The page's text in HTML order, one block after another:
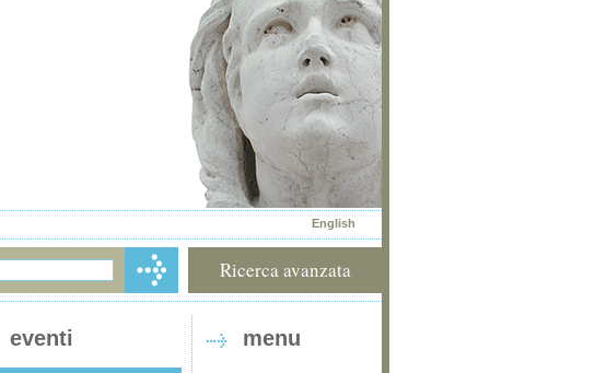
English
Ricerca avanzata
eventi menu